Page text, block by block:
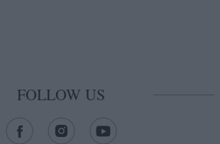
FOLLOW US